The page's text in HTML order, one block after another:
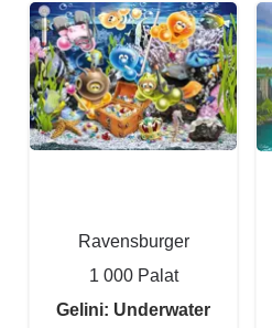
Ravensburger
1 000 Palat
Gelini: Underwater